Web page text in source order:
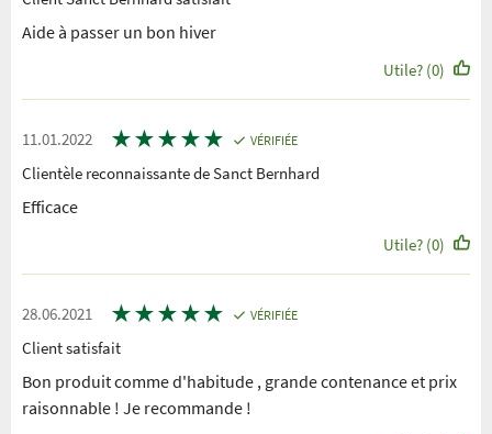
Aide à passer un bon hiver
Utile? (0)
11.01.2022 ★★★★★ VÉRIFIÉE
Clientèle reconnaissante de Sanct Bernhard
Efficace
Utile? (0)
28.06.2021 ★★★★★ VÉRIFIÉE
Client satisfait
Bon produit comme d'habitude , grande contenance et prix
raisonnable ! Je recommande !